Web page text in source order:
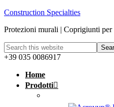
Construction Specialties
Protezioni murali | Coprigiunti
+39 035 0086917
Home
Prodotti